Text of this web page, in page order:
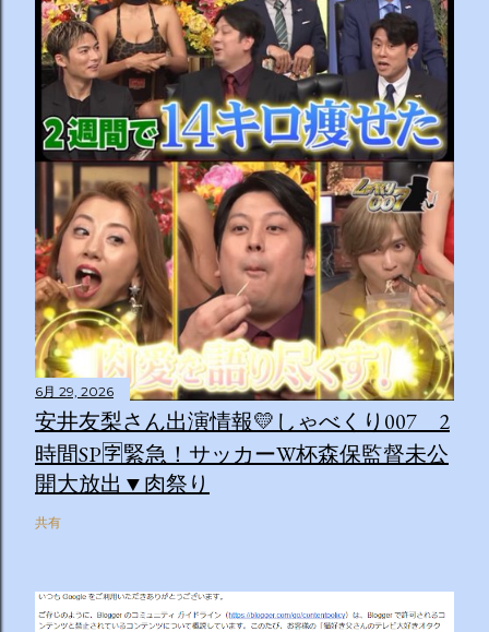
6月 29, 2026
安井友梨さん出演情報💛しゃべくり007 2
時間SP🈑緊急！サッカーW杯森保監督未公
開大放出▼肉祭り
共有